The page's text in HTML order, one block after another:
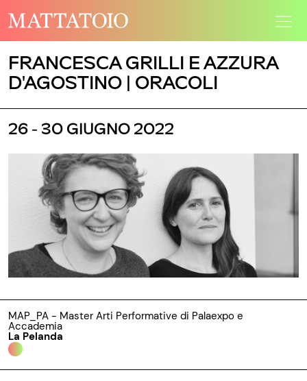
FRANCESCA GRILLI E AZZURA
D'AGOSTINO | ORACOLI
26 - 30 GIUGNO 2022
MAP_PA - Master Arti Performative di Palaexpo e
Accademia
La Pelanda